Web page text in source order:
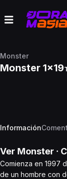
Monster
Monster 1x19
Información
Ver Monster ·
Comienza en 1997
de un hombre con